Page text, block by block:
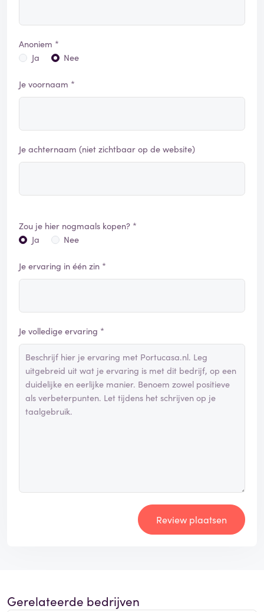
Anoniem *
Ja
Nee
Je voornaam *
Je achternaam (niet zichtbaar op de website)
Zou je hier nogmaals kopen? *
Ja
Nee
Je ervaring in één zin *
Je volledige ervaring *
Review plaatsen
Gerelateerde bedrijven